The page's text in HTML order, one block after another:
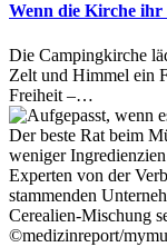
Wenn die Kirche ihr
Die Campingkirche
Zelt und Himmel ein
Freiheit –…
Der beste Rat beim
weniger
Experten von der
stammenden
Cerealien-Mischung
©medizinreport/